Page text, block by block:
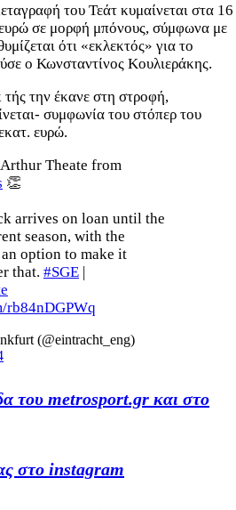
του Τεάτ κυμαίνεται στα 16
σε μορφή μπόνους, σύμφωνα με
ότι «εκλεκτός» για το
ο Κωνσταντίνος Κουλιεράκης.
την έκανε στη στροφή,
συμφωνία του στόπερ του
ευρώ.
Theate from
👏
arrives on loan until the
season, with the
option to make it
that. #SGE |
rb84nDGPWq
(@eintracht_eng)
του metrosport.gr και στο
στο instagram